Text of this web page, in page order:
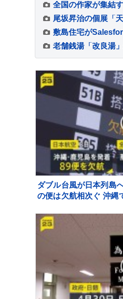
全国の作家が集結
尾坂昇治の個展「
ダブル台風が日本列島
の便は欠航相次ぐ 沖縄
州へ【news23】